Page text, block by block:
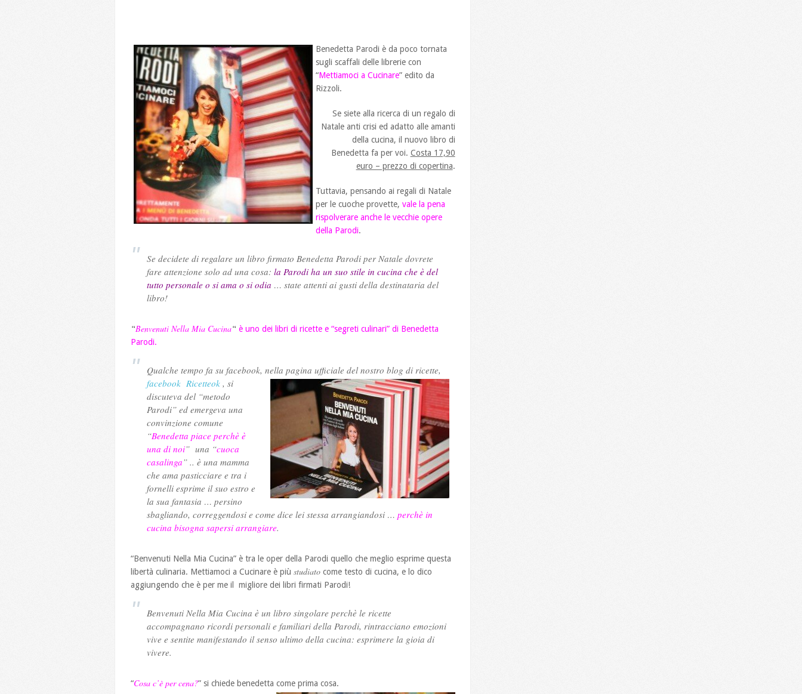
Benedetta Parodi è da poco tornata
sugli scaffali delle librerie con
“Mettiamoci a Cucinare” edito da
Rizzoli.
Se siete alla ricerca di un regalo di
Natale anti crisi ed adatto alle amanti
della cucina, il nuovo libro di
Benedetta fa per voi. Costa 17,90
euro – prezzo di copertina.
Tuttavia, pensando ai regali di Natale
per le cuoche provette, vale la pena
rispolverare anche le vecchie opere
della Parodi.
Se decidete di regalare un libro firmato Benedetta Parodi per Natale dovrete
fare attenzione solo ad una cosa: la Parodi ha un suo stile in cucina che è del
tutto personale o si ama o si odia … state attenti ai gusti della destinataria del
libro!
“Benvenuti Nella Mia Cucina“ è uno dei libri di ricette e “segreti culinari” di Benedetta
Parodi.
Qualche tempo fa su facebook, nella pagina ufficiale del nostro blog di ricette,
facebook Ricetteok, si
discuteva del “metodo
Parodi” ed emergeva una
convinzione comune
“Benedetta piace perchè è
una di noi” una “cuoca
casalinga” .. è una mamma
che ama pasticciare e tra i
fornelli esprime il suo estro e
la sua fantasia … persino
sbagliando, correggendosi e come dice lei stessa arrangiandosi … perchè in
cucina bisogna sapersi arrangiare.
“Benvenuti Nella Mia Cucina” è tra le oper della Parodi quello che meglio esprime questa
libertà culinaria. Mettiamoci a Cucinare è più studiatocome testo di cucina, e lo dico
aggiungendo che è per me il migliore dei libri firmati Parodi!
Benvenuti Nella Mia Cucina è un libro singolare perchè le ricette
accompagnano ricordi personali e familiari della Parodi, rintracciano emozioni
vive e sentite manifestando il senso ultimo della cucina: esprimere la gioia di
vivere.
“Cosa c’è per cena?” si chiede benedetta come prima cosa.